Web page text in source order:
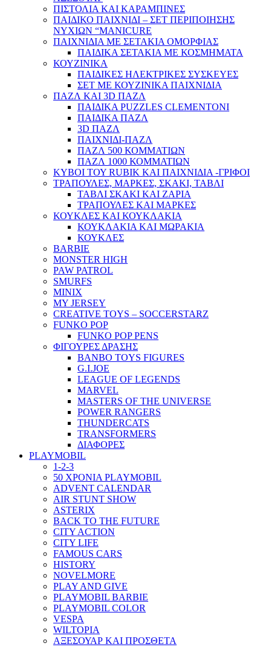
ΠΙΣΤΟΛΙΑ ΚΑΙ ΚΑΡΑΜΠΙΝΕΣ
ΠΑΙΔΙΚΟ ΠΑΙΧΝΙΔΙ – ΣΕΤ ΠΕΡΙΠΟΙΗΣΗΣ
ΝΥΧΙΩΝ “MANICURE
ΠΑΙΧΝΙΔΙΑ ΜΕ ΣΕΤΑΚΙΑ ΟΜΟΡΦΙΑΣ
ΠΑΙΔΙΚΑ ΣΕΤΑΚΙΑ ΜΕ ΚΟΣΜΗΜΑΤΑ
ΚΟΥΖΙΝΙΚΑ
ΠΑΙΔΙΚΕΣ ΗΛΕΚΤΡΙΚΕΣ ΣΥΣΚΕΥΕΣ
ΣΕΤ ΜΕ ΚΟΥΖΙΝΙΚΑ ΠΑΙΧΝΙΔΙΑ
ΠΑΖΛ ΚΑΙ 3D ΠΑΖΛ
ΠΑΙΔΙΚΑ PUZZLES CLEMENTONI
ΠΑΙΔΙΚΑ ΠΑΖΛ
3D ΠΑΖΛ
ΠΑΙΧΝΙΔΙ-ΠΑΖΛ
ΠΑΖΛ 500 ΚΟΜΜΑΤΙΩΝ
ΠΑΖΛ 1000 ΚΟΜΜΑΤΙΩΝ
ΚΥΒΟΙ ΤΟΥ RUBIK ΚΑΙ ΠΑΙΧΝΙΔΙΑ -ΓΡΙΦΟΙ
ΤΡΑΠΟΥΛΕΣ, ΜΑΡΚΕΣ, ΣΚΑΚΙ, ΤΑΒΛΙ
ΤΑΒΛΙ ΣΚΑΚΙ ΚΑΙ ΖΑΡΙΑ
ΤΡΑΠΟΥΛΕΣ ΚΑΙ ΜΑΡΚΕΣ
ΚΟΥΚΛΕΣ ΚΑΙ ΚΟΥΚΛΑΚΙΑ
ΚΟΥΚΛΑΚΙΑ ΚΑΙ ΜΩΡΑΚΙΑ
ΚΟΥΚΛΕΣ
BARBIE
MONSTER HIGH
PAW PATROL
SMURFS
MINIX
MY JERSEY
CREATIVE TOYS – SOCCERSTARZ
FUNKO POP
FUNKO POP PENS
ΦΙΓΟΥΡΕΣ ΔΡΑΣΗΣ
BANBO TOYS FIGURES
G.I.JOE
LEAGUE OF LEGENDS
MARVEL
MASTERS OF THE UNIVERSE
POWER RANGERS
THUNDERCATS
TRANSFORMERS
ΔΙΑΦΟΡΕΣ
PLAYMOBIL
1-2-3
50 ΧΡΟΝΙΑ PLAYMOBIL
ADVENT CALENDAR
AIR STUNT SHOW
ASTERIX
BACK TO THE FUTURE
CITY ACTION
CITY LIFE
FAMOUS CARS
HISTORY
NOVELMORE
PLAY AND GIVE
PLAYMOBIL BARBIE
PLAYMOBIL COLOR
VESPA
WILTOPIA
ΑΞΕΣΟΥΑΡ ΚΑΙ ΠΡΟΣΘΕΤΑ